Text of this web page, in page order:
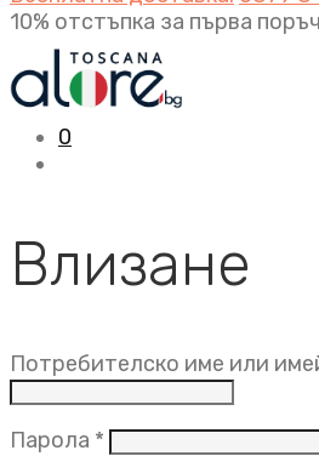
10% отстъпка за първа
0
Влизане
Потребителско име или
Парола * Задължително